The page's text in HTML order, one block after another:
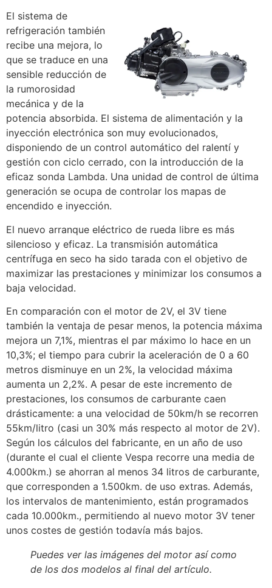
El sistema de
refrigeración también
recibe una mejora, lo
que se traduce en una
sensible reducción de
la rumorosidad
mecánica y de la
potencia absorbida. El sistema de alimentación y la
inyección electrónica son muy evolucionados,
disponiendo de un control automático del ralentí y
gestión con ciclo cerrado, con la introducción de la
eficaz sonda Lambda. Una unidad de control de última
generación se ocupa de controlar los mapas de
encendido e inyección.
El nuevo arranque eléctrico de rueda libre es más
silencioso y eficaz. La transmisión automática
centrífuga en seco ha sido tarada con el objetivo de
maximizar las prestaciones y minimizar los consumos a
baja velocidad.
En comparación con el motor de 2V, el 3V tiene
también la ventaja de pesar menos, la potencia máxima
mejora un 7,1%, mientras el par máximo lo hace en un
10,3%; el tiempo para cubrir la aceleración de 0 a 60
metros disminuye en un 2%, la velocidad máxima
aumenta un 2,2%. A pesar de este incremento de
prestaciones, los consumos de carburante caen
drásticamente: a una velocidad de 50km/h se recorren
55km/litro (casi un 30% más respecto al motor de 2V).
Según los cálculos del fabricante, en un año de uso
(durante el cual el cliente Vespa recorre una media de
4.000km.) se ahorran al menos 34 litros de carburante,
que corresponden a 1.500km. de uso extras. Además,
los intervalos de mantenimiento, están programados
cada 10.000km., permitiendo al nuevo motor 3V tener
unos costes de gestión todavía más bajos.
Puedes ver las imágenes del motor así como
de los dos modelos al final del artículo.